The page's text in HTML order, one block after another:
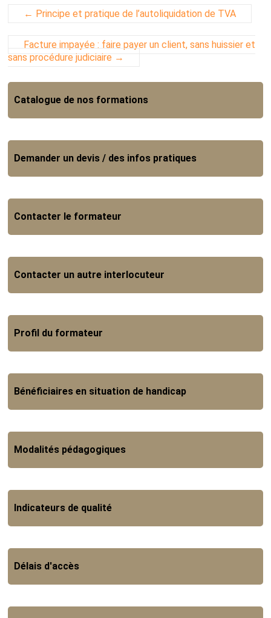
← Principe et pratique de l’autoliquidation de TVA
Facture impayée : faire payer un client, sans huissier et
sans procédure judiciaire →
Catalogue de nos formations
Demander un devis / des infos pratiques
Contacter le formateur
Contacter un autre interlocuteur
Profil du formateur
Bénéficiaires en situation de handicap
Modalités pédagogiques
Indicateurs de qualité
Délais d'accès